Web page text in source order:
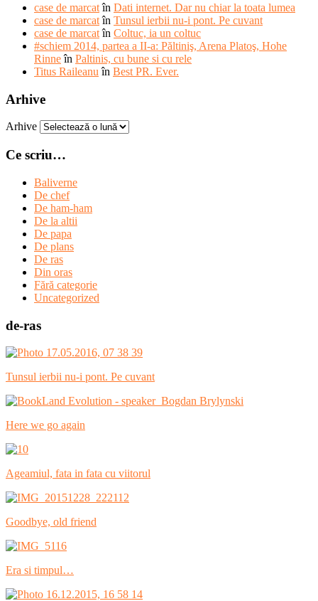
case de marcatîn Dati internet. Dar nu chiar la toata lumea
case de marcatîn Tunsul ierbii nu-i pont. Pe cuvant
case de marcatîn Coltuc, ia un coltuc
#schiem 2014, partea a II-a: Păltiniş, Arena Platoş, Hohe
Rinneîn Paltinis, cu bune si cu rele
Titus Raileanu în Best PR. Ever.
Arhive
Arhive
Ce scriu…
Baliverne
De chef
De ham-ham
De la altii
De papa
De plans
De ras
Din oras
Fără categorie
Uncategorized
de-ras
Tunsul ierbii nu-i pont. Pe cuvant
Here we go again
Ageamiul, fata in fata cu viitorul
Goodbye, old friend
Era si timpul…